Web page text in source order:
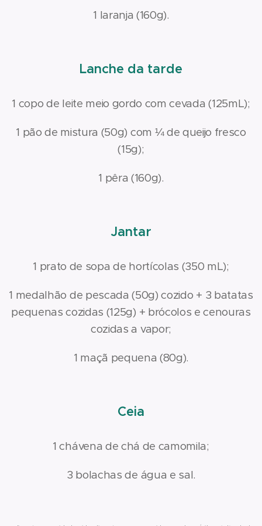
1 laranja (160g).
Lanche da tarde
1 copo de leite meio gordo com cevada (125mL);
1 pão de mistura (50g) com ¼ de queijo fresco
(15g);
1 pêra (160g).
Jantar
1 prato de sopa de hortícolas (350 mL);
1 medalhão de pescada (50g) cozido + 3 batatas
pequenas cozidas (125g) + brócolos e cenouras
cozidas a vapor;
1 maçã pequena (80g).
Ceia
1 chávena de chá de camomila;
3 bolachas de água e sal.